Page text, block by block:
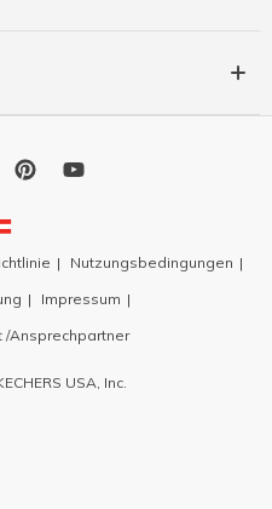
Nutzungsbedingungen
Impressum
/Ansprechpartner
USA, Inc.